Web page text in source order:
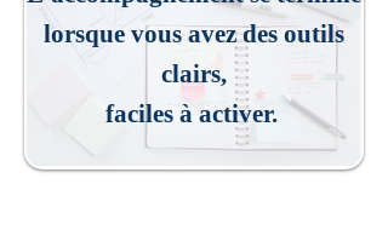
lorsque vous avez des outils
clairs,
faciles à activer.